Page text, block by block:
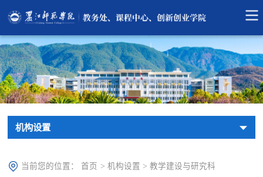
机构设置
当前您的位置： 首页 > 机构设置 > 教学建设与研究科